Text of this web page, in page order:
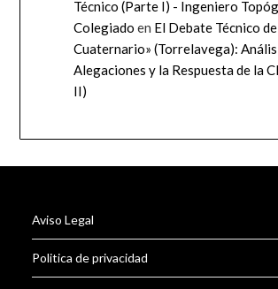
Técnico (Parte I) - Ingeniero
Colegiado en El Debate Técnico
Cuaternario» (Torrelavega):
Alegaciones y la Respuesta de la
II)
Aviso Legal
Politica de privacidad